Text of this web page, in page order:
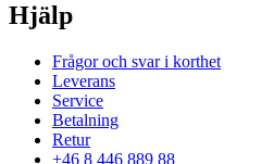
Hjälp
Frågor och svar i korthet
Leverans
Service
Betalning
Retur
+46 8 446 889 88